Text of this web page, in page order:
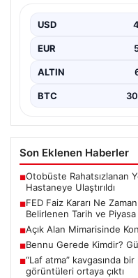
Altın, dolar, borsa ve
USD
EUR
ALTIN
BTC
Son Eklenen Haberler
■Otobüste Rahatsızlanan
Hastaneye Ulaştırıldı
■FED Faiz Kararı Ne
Belirlenen Tarih ve
■Açık Alan Mimarisinde
■Bennu Gerede Kimdir?
■“Laf atma” kavgasında
görüntüleri ortaya çıktı